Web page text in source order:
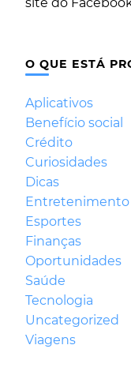
O QUE ESTÁ
Aplicativos
Benefício social
Crédito
Curiosidades
Dicas
Entretenimento
Esportes
Finanças
Oportunidades
Saúde
Tecnologia
Uncategorized
Viagens